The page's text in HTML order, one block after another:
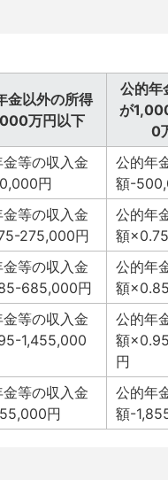
金以外の所得
万円以下
公的年
が
0
等の収入金
円
公的年
額-
等の収入金
275,000円
公的年
額
等の収入金
685,000円
公的年
額
等の収入金
1,455,000
公的年
額
円
等の収入金
円
公的年
額-